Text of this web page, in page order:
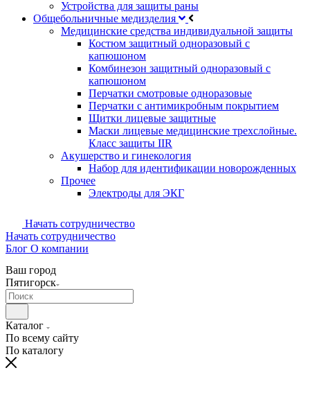
Устройства для защиты раны
Общебольничные медизделия
Медицинские средства индивидуальной защиты
Костюм защитный одноразовый с
капюшоном
Комбинезон защитный одноразовый с
капюшоном
Перчатки смотровые одноразовые
Перчатки с антимикробным покрытием
Щитки лицевые защитные
Маски лицевые медицинские трехслойные.
Класс защиты IIR
Акушерство и гинекология
Набор для идентификации новорожденных
Прочее
Электроды для ЭКГ
Начать сотрудничество
Начать сотрудничество
Блог О компании
Ваш город
Пятигорск
Каталог
По всему сайту
По каталогу